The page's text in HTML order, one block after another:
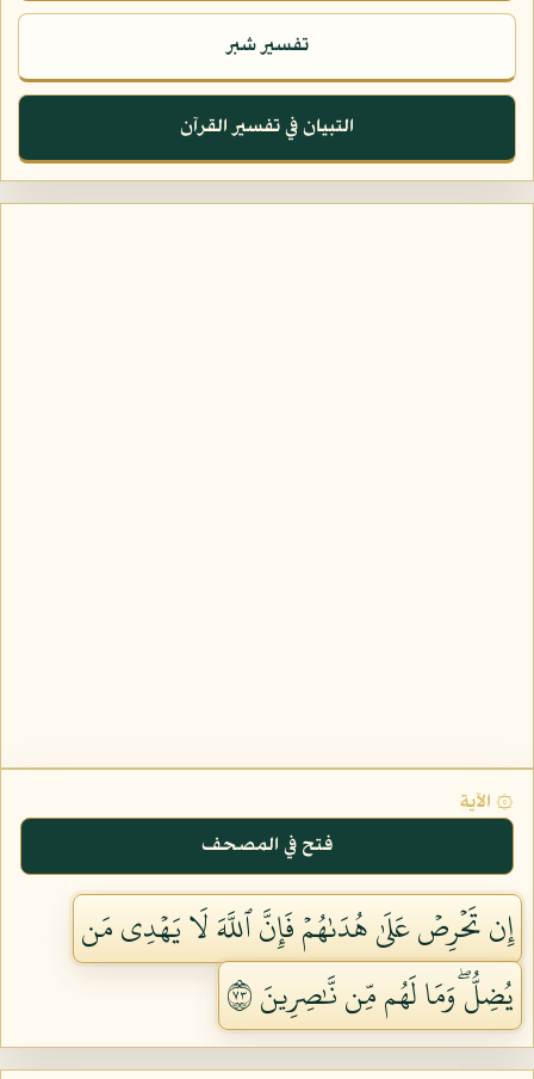
تفسير شبر
التبيان في تفسير القرآن
۞ الآية
فتح في المصحف
إِن تَحۡرِصۡ عَلَىٰ هُدَىٰهُمۡ فَإِنَّ ٱللَّهَ لَا يَهۡدِي مَن
يُضِلُّۖ وَمَا لَهُم مِّن نَّٰصِرِينَ ٣٧